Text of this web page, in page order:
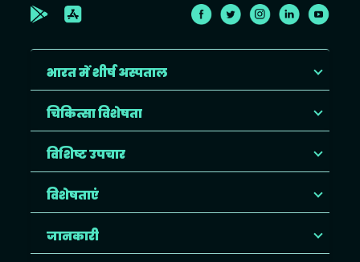
भारत में शीर्ष अस्पताल
चिकित्सा विशेषता
विशिष्ट उपचार
विशेषताएं
जानकारी